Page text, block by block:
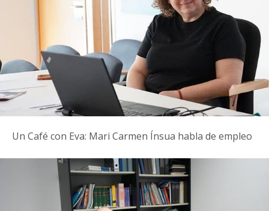
Un Café con Eva: Mari Carmen Ínsua habla de empleo